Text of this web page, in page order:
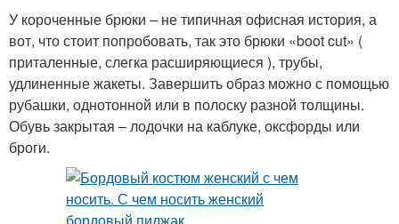
У короченные брюки – не типичная офисная история, а
вот, что стоит попробовать, так это брюки «boot cut» (
приталенные, слегка расширяющиеся ), трубы,
удлиненные жакеты. Завершить образ можно с помощью
рубашки, однотонной или в полоску разной толщины.
Обувь закрытая – лодочки на каблуке, оксфорды или
броги.